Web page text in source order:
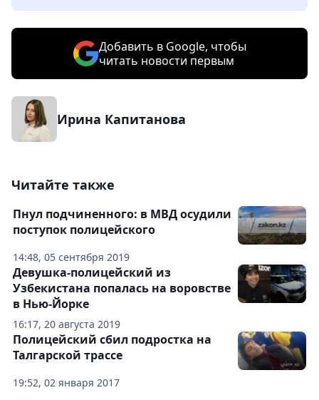
Добавить в Google, чтобы
читать новости первым
Ирина Капитанова
Читайте также
14:48, 05 сентября 2019
Пнул подчиненного: в МВД осудили
поступок полицейского
16:17, 20 августа 2019
Девушка-полицейский из
Узбекистана попалась на воровстве
в Нью-Йорке
19:52, 02 января 2017
Полицейский сбил подростка на
Талгарской трассе